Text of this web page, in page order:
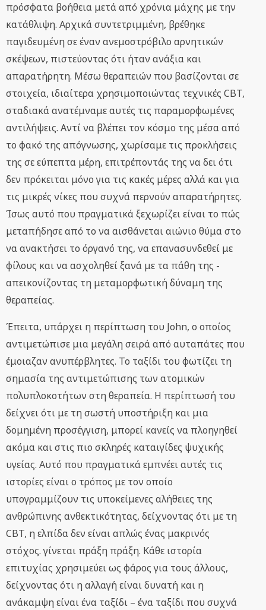
πρόσφατα βοήθεια μετά από χρόνια μάχης με την
κατάθλιψη. Αρχικά συντετριμμένη, βρέθηκε
παγιδευμένη σε έναν ανεμοστρόβιλο αρνητικών
σκέψεων, πιστεύοντας ότι ήταν ανάξια και
απαρατήρητη. Μέσω θεραπειών που βασίζονται σε
στοιχεία, ιδιαίτερα χρησιμοποιώντας τεχνικές CBT,
σταδιακά ανατέμναμε αυτές τις παραμορφωμένες
αντιλήψεις. Αντί να βλέπει τον κόσμο της μέσα από
το φακό της απόγνωσης, χωρίσαμε τις προκλήσεις
της σε εύπεπτα μέρη, επιτρέποντάς της να δει ότι
δεν πρόκειται μόνο για τις κακές μέρες αλλά και για
τις μικρές νίκες που συχνά περνούν απαρατήρητες.
Ίσως αυτό που πραγματικά ξεχωρίζει είναι το πώς
μεταπήδησε από το να αισθάνεται αιώνιο θύμα στο
να ανακτήσει το όργανό της, να επανασυνδεθεί με
φίλους και να ασχοληθεί ξανά με τα πάθη της -
απεικονίζοντας τη μεταμορφωτική δύναμη της
θεραπείας.
Έπειτα, υπάρχει η περίπτωση του John, ο οποίος
αντιμετώπισε μια μεγάλη σειρά από αυταπάτες που
έμοιαζαν ανυπέρβλητες. Το ταξίδι του φωτίζει τη
σημασία της αντιμετώπισης των ατομικών
πολυπλοκοτήτων στη θεραπεία. Η περίπτωσή του
δείχνει ότι με τη σωστή υποστήριξη και μια
δομημένη προσέγγιση, μπορεί κανείς να πλοηγηθεί
ακόμα και στις πιο σκληρές καταιγίδες ψυχικής
υγείας. Αυτό που πραγματικά εμπνέει αυτές τις
ιστορίες είναι ο τρόπος με τον οποίο
υπογραμμίζουν τις υποκείμενες αλήθειες της
ανθρώπινης ανθεκτικότητας, δείχνοντας ότι με τη
CBT, η ελπίδα δεν είναι απλώς ένας μακρινός
στόχος. γίνεται πράξη πράξη. Κάθε ιστορία
επιτυχίας χρησιμεύει ως φάρος για τους άλλους,
δείχνοντας ότι η αλλαγή είναι δυνατή και η
ανάκαμψη είναι ένα ταξίδι – ένα ταξίδι που συχνά